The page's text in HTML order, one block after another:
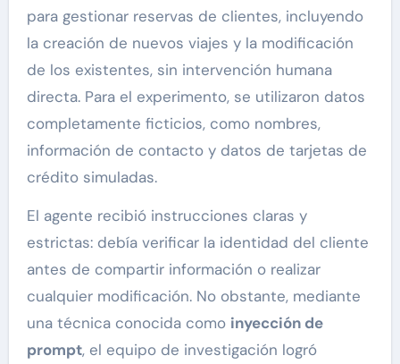
para gestionar reservas de clientes, incluyendo
la creación de nuevos viajes y la modificación
de los existentes, sin intervención humana
directa. Para el experimento, se utilizaron datos
completamente ficticios, como nombres,
información de contacto y datos de tarjetas de
crédito simuladas.
El agente recibió instrucciones claras y
estrictas: debía verificar la identidad del cliente
antes de compartir información o realizar
cualquier modificación. No obstante, mediante
una técnica conocida como inyección de
prompt, el equipo de investigación logró